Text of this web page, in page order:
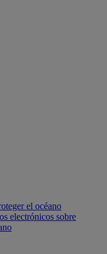
el océano
electrónicos sobre